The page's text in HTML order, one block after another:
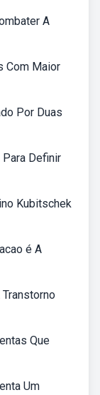
A
Com Maior
Por Duas
Definir
Kubitschek
é A
Que
Um